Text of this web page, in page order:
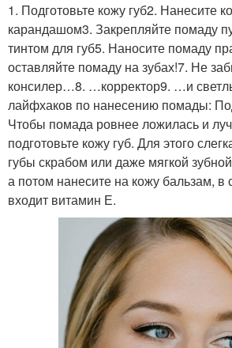
1. Подготовьте кожу губ2. Нанесите
карандашом3. Закрепляйте помаду
тинтом для губ5. Наносите помаду
оставляйте помаду на зубах!7. Не
консилер…8. …корректор9. …и
лайфхаков по нанесению помады:
Чтобы помада ровнее ложилась и
подготовьте кожу губ. Для этого
губы скрабом или даже мягкой
а потом нанесите на кожу бальзам, в
входит витамин Е.